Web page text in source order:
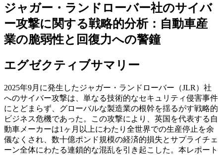
ジャガー・ランドローバー社のサイバ
ー攻撃に関する戦略的分析：自動車産
業の脆弱性と回復力への警鐘
エグゼクティブサマリー
2025年9月に発生したジャガー・ランドローバー（JLR）社
へのサイバー攻撃は、単なる技術的なセキュリティ侵害事件
にとどまらず、グローバルな製造業の根幹を揺るがす戦略的
ビジネス危機であった。この攻撃により、英国を代表する自
動車メーカーは1ヶ月以上にわたり全世界での生産停止を余
儀なくされ、数十億ポンド規模の経済的損失とサプライチェ
ーン全体にわたる連鎖的な混乱を引き起こした。本レポート